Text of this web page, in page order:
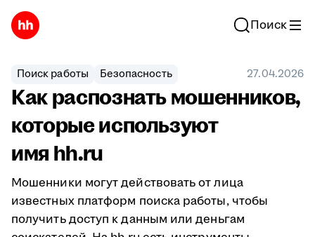
Поиск
Поиск работы Безопасность 27.04.2026
Как распознать мошенников,
которые используют
имя hh.ru
Мошенники могут действовать от лица
известных платформ поиска работы, чтобы
получить доступ к данным или деньгам